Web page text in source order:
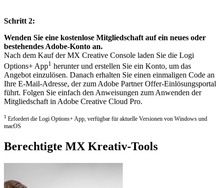
Schritt 2:
Wenden Sie eine kostenlose Mitgliedschaft auf ein neues oder
bestehendes Adobe-Konto an.
Nach dem Kauf der MX Creative Console laden Sie die Logi
Options+ App1 herunter und erstellen Sie ein Konto, um das
Angebot einzulösen. Danach erhalten Sie einen einmaligen Code an
Ihre E-Mail-Adresse, der zum Adobe Partner Offer-Einlösungsportal
führt. Folgen Sie einfach den Anweisungen zum Anwenden der
Mitgliedschaft in Adobe Creative Cloud Pro.
1 Erfordert die Logi Options+ App, verfügbar für aktuelle Versionen von Windows und
macOS
Berechtigte MX Kreativ-Tools